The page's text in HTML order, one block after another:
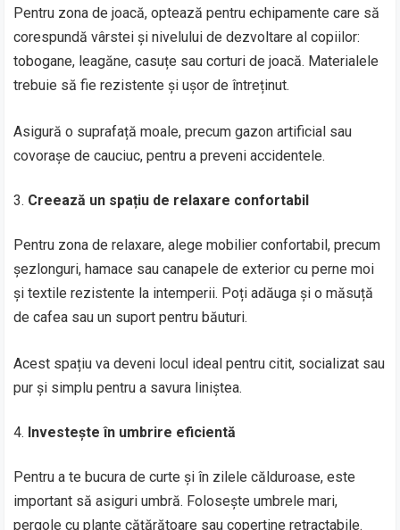
Pentru zona de joacă, optează pentru echipamente care să
corespundă vârstei și nivelului de dezvoltare al copiilor:
tobogane, leagăne, casuțe sau corturi de joacă. Materialele
trebuie să fie rezistente și ușor de întreținut.
Asigură o suprafață moale, precum gazon artificial sau
covorașe de cauciuc, pentru a preveni accidentele.
Creează un spațiu de relaxare confortabil
Pentru zona de relaxare, alege mobilier confortabil, precum
șezlonguri, hamace sau canapele de exterior cu perne moi
și textile rezistente la intemperii. Poți adăuga și o măsuță
de cafea sau un suport pentru băuturi.
Acest spațiu va deveni locul ideal pentru citit, socializat sau
pur și simplu pentru a savura liniștea.
Investește în umbrire eficientă
Pentru a te bucura de curte și în zilele călduroase, este
important să asiguri umbră. Folosește umbrele mari,
pergole cu plante cățărătoare sau copertine retractabile.